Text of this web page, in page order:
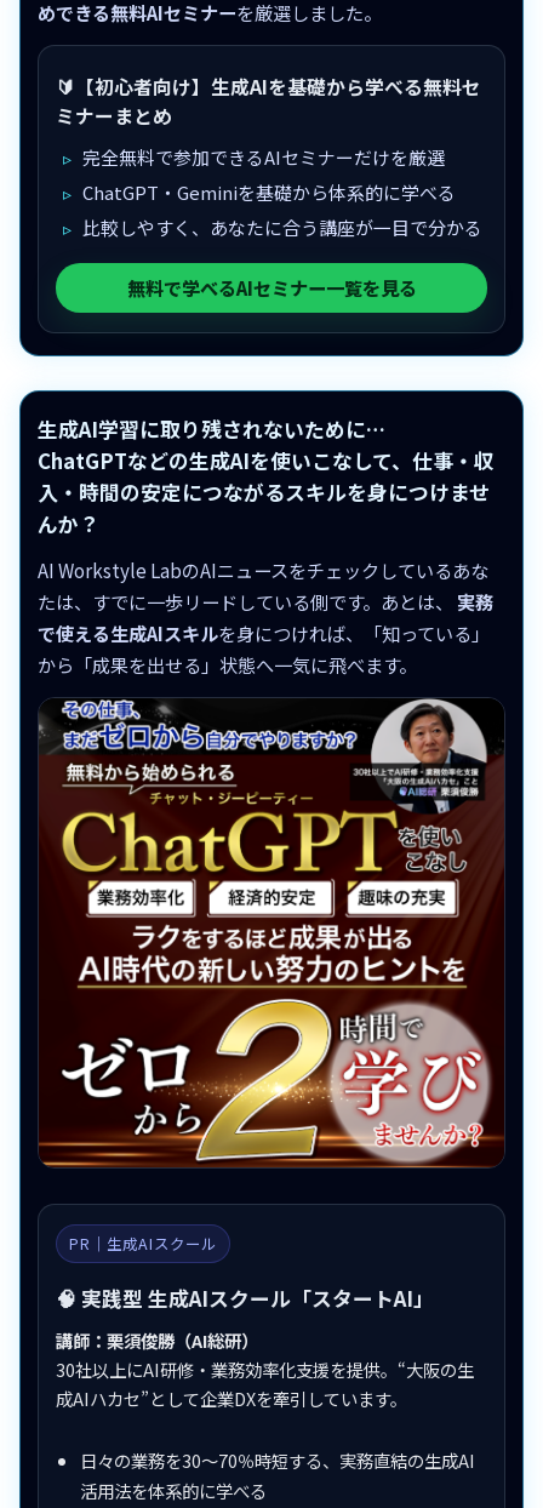
めできる無料AIセミナーを厳選しました。
🔰【初心者向け】生成AIを基礎から学べる無料セ
ミナーまとめ
完全無料で参加できるAIセミナーだけを厳選
ChatGPT・Geminiを基礎から体系的に学べる
比較しやすく、あなたに合う講座が一目で分かる
無料で学べるAIセミナー一覧を見る
生成AI学習に取り残されないために…
ChatGPTなどの生成AIを使いこなして、仕事・収
入・時間の安定につながるスキルを身につけませ
んか？
AI Workstyle LabのAIニュースをチェックしているあな
たは、すでに一歩リードしている側です。あとは、 実務
で使える生成AIスキルを身につければ、「知っている」
から「成果を出せる」状態へ一気に飛べます。
PR｜生成AIスクール
🧠 実践型 生成AIスクール「スタートAI」
講師：栗須俊勝（AI総研）
30社以上にAI研修・業務効率化支援を提供。“大阪の生
成AIハカセ”として企業DXを牽引しています。
日々の業務を30〜70％時短する、実務直結の生成AI
活用法を体系的に学べる